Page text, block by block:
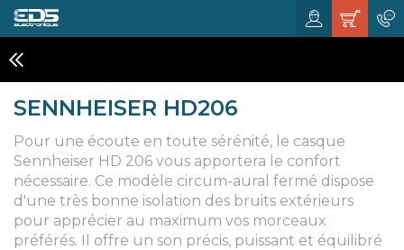
SENNHEISER HD206
Pour une écoute en toute sérénité, le casque
Sennheiser HD 206 vous apportera le confort
nécessaire. Ce modèle circum-aural fermé dispose
d'une très bonne isolation des bruits extérieurs
pour apprécier au maximum vos morceaux
préférés. Il offre un son précis, puissant et équilibré